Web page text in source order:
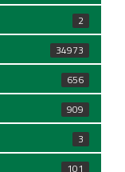
2
34973
656
909
3
101